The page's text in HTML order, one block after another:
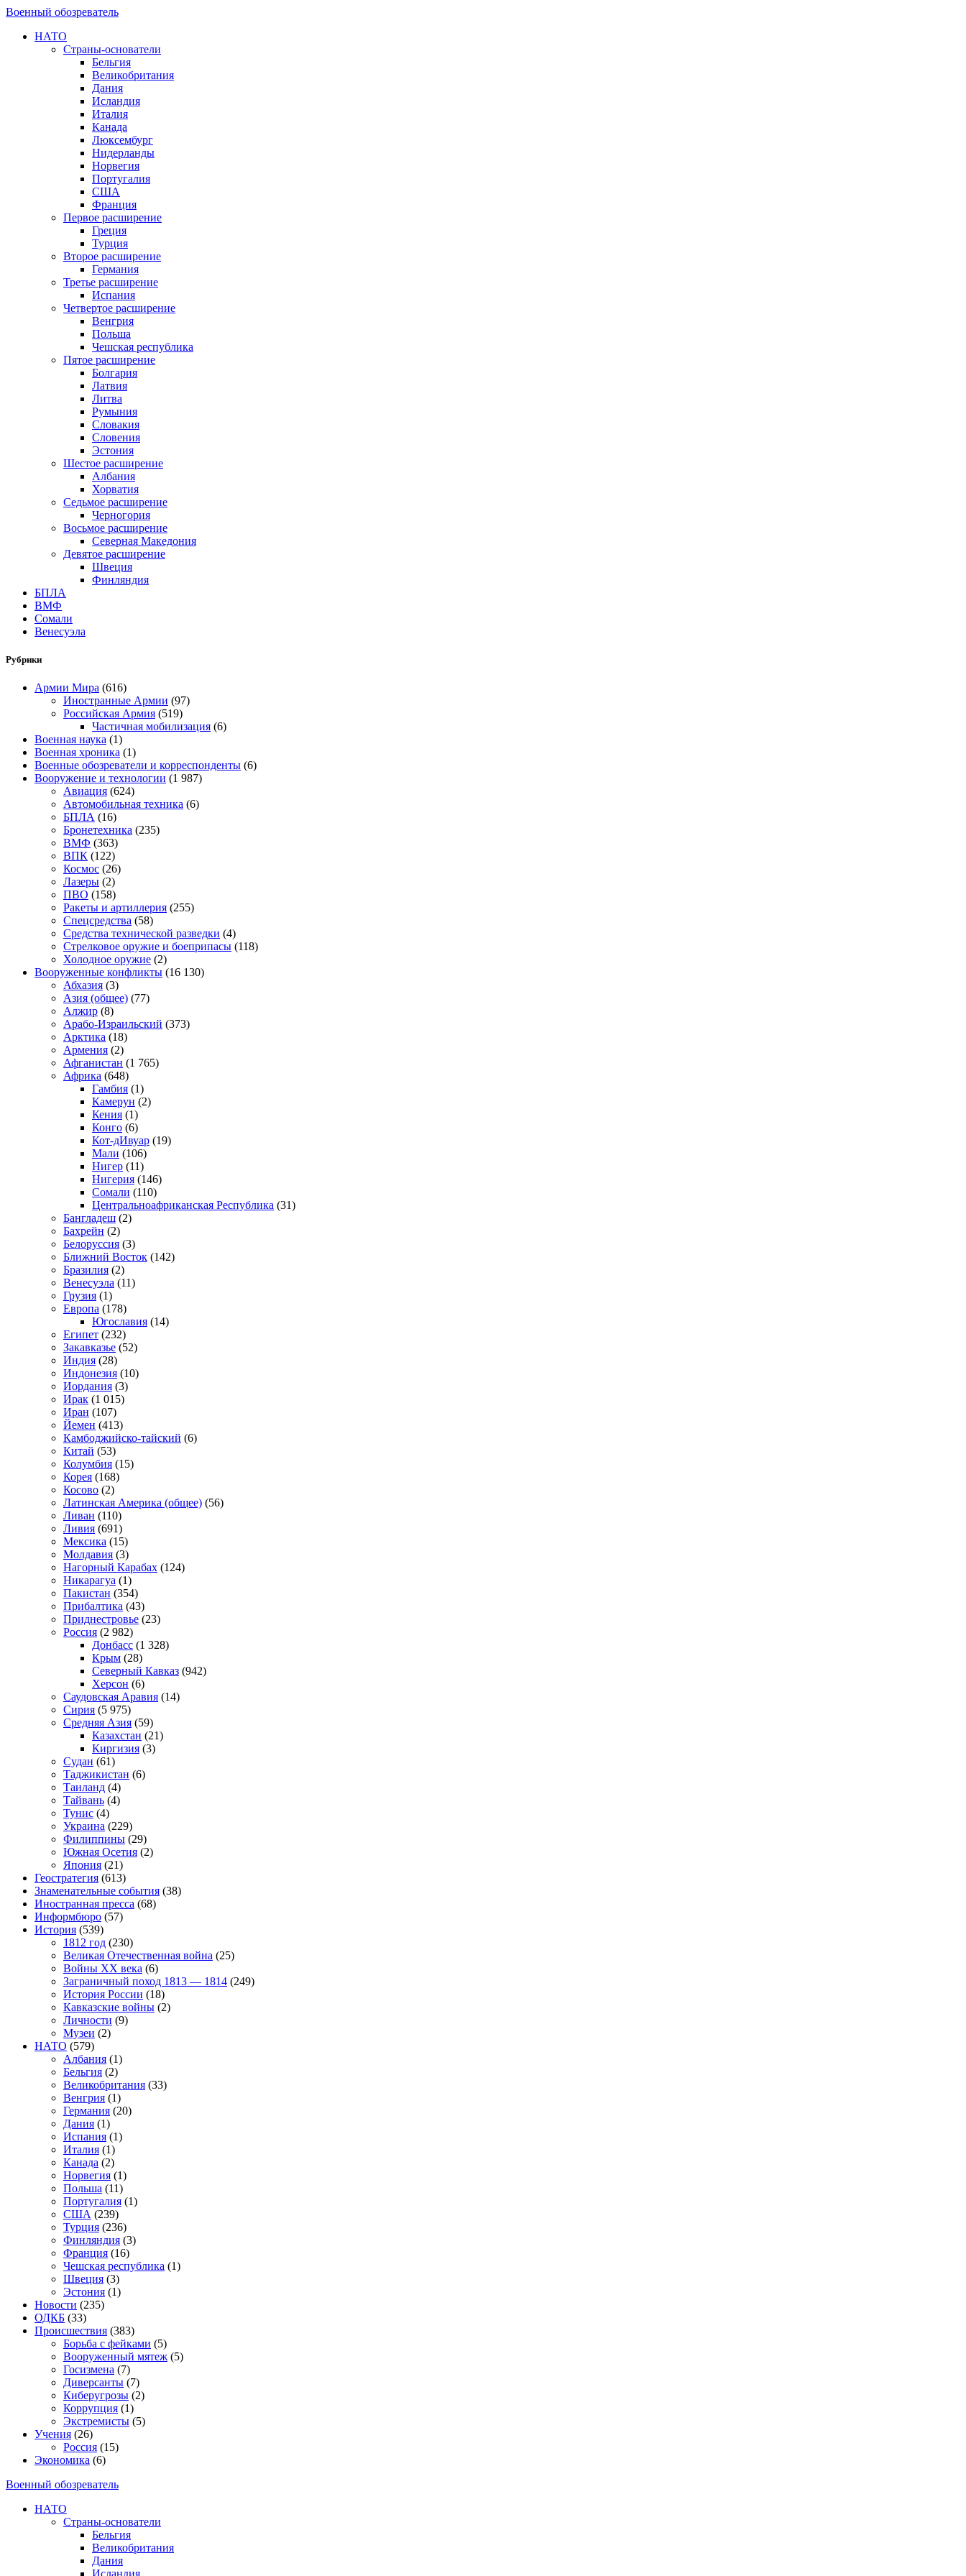
Военный обозреватель
НАТО
Страны-основатели
Бельгия
Великобритания
Дания
Исландия
Италия
Канада
Люксембург
Нидерланды
Норвегия
Португалия
США
Франция
Первое расширение
Греция
Турция
Второе расширение
Германия
Третье расширение
Испания
Четвертое расширение
Венгрия
Польша
Чешская республика
Пятое расширение
Болгария
Латвия
Литва
Румыния
Словакия
Словения
Эстония
Шестое расширение
Албания
Хорватия
Седьмое расширение
Черногория
Восьмое расширение
Северная Македония
Девятое расширение
Швеция
Финляндия
БПЛА
ВМФ
Сомали
Венесуэла
Рубрики
Армии Мира (616)
Иностранные Армии (97)
Российская Армия (519)
Частичная мобилизация (6)
Военная наука (1)
Военная хроника (1)
Военные обозреватели и корреспонденты (6)
Вооружение и технологии (1 987)
Авиация (624)
Автомобильная техника (6)
БПЛА (16)
Бронетехника (235)
ВМФ (363)
ВПК (122)
Космос (26)
Лазеры (2)
ПВО (158)
Ракеты и артиллерия (255)
Спецсредства (58)
Средства технической разведки (4)
Стрелковое оружие и боеприпасы (118)
Холодное оружие (2)
Вооруженные конфликты (16 130)
Абхазия (3)
Азия (общее) (77)
Алжир (8)
Арабо-Израильский (373)
Арктика (18)
Армения (2)
Афганистан (1 765)
Африка (648)
Гамбия (1)
Камерун (2)
Кения (1)
Конго (6)
Кот-дИвуар (19)
Мали (106)
Нигер (11)
Нигерия (146)
Сомали (110)
Центральноафриканская Республика (31)
Бангладеш (2)
Бахрейн (2)
Белоруссия (3)
Ближний Восток (142)
Бразилия (2)
Венесуэла (11)
Грузия (1)
Европа (178)
Югославия (14)
Египет (232)
Закавказье (52)
Индия (28)
Индонезия (10)
Иордания (3)
Ирак (1 015)
Иран (107)
Йемен (413)
Камбоджийско-тайский (6)
Китай (53)
Колумбия (15)
Корея (168)
Косово (2)
Латинская Америка (общее) (56)
Ливан (110)
Ливия (691)
Мексика (15)
Молдавия (3)
Нагорный Карабах (124)
Никарагуа (1)
Пакистан (354)
Прибалтика (43)
Приднестровье (23)
Россия (2 982)
Донбасс (1 328)
Крым (28)
Северный Кавказ (942)
Херсон (6)
Саудовская Аравия (14)
Сирия (5 975)
Средняя Азия (59)
Казахстан (21)
Киргизия (3)
Судан (61)
Таджикистан (6)
Таиланд (4)
Тайвань (4)
Тунис (4)
Украина (229)
Филиппины (29)
Южная Осетия (2)
Япония (21)
Геостратегия (613)
Знаменательные события (38)
Иностранная пресса (68)
Информбюро (57)
История (539)
1812 год (230)
Великая Отечественная война (25)
Войны XX века (6)
Заграничный поход 1813 — 1814 (249)
История России (18)
Кавказские войны (2)
Личности (9)
Музеи (2)
НАТО (579)
Албания (1)
Бельгия (2)
Великобритания (33)
Венгрия (1)
Германия (20)
Дания (1)
Испания (1)
Италия (1)
Канада (2)
Норвегия (1)
Польша (11)
Португалия (1)
США (239)
Турция (236)
Финляндия (3)
Франция (16)
Чешская республика (1)
Швеция (3)
Эстония (1)
Новости (235)
ОДКБ (33)
Происшествия (383)
Борьба с фейками (5)
Вооруженный мятеж (5)
Госизмена (7)
Диверсанты (7)
Киберугрозы (2)
Коррупция (1)
Экстремисты (5)
Учения (26)
Россия (15)
Экономика (6)
Военный обозреватель
НАТО
Страны-основатели
Бельгия
Великобритания
Дания